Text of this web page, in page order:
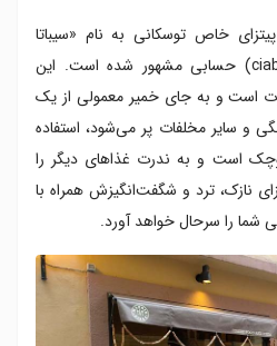
خاص توسکانی به نام «سیباتا
فیورنتینا» (ciabatta Fiorentina) حسابی مشهور شده است. این
است و به جای خمیر معمولی از یک
و سایر مخلفات پر می‌شود، استفاده
است و به ندرت غذاهای دیگر را
نازک، ترد و شگفت‌انگیزش همراه با
شما را سرحال خواهد آورد.